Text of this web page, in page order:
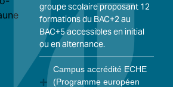
groupe scolaire proposant 12
formations du BAC+2 au
BAC+5 accessibles en initial
ou en alternance.
Campus accrédité ECHE
(Programme européen